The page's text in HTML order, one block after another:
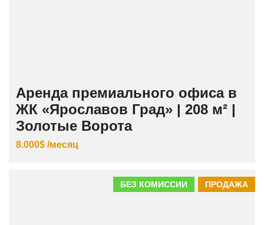
Аренда премиального офиса в
ЖК «Ярославов Град» | 208 м² |
Золотые Ворота
8.000$ /месяц
ПРОДАЖА
БЕЗ КОМИССИИ